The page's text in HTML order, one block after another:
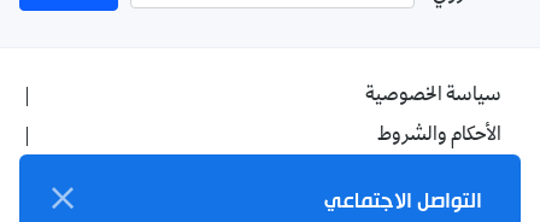
سياسة الخصوصية
الأحكام والشروط
اتصل بنا
التواصل الاجتماعي